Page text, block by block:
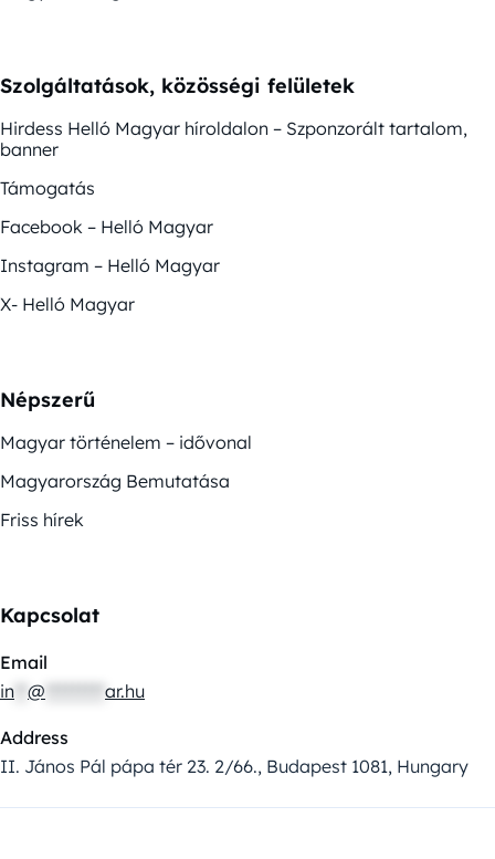
Szolgáltatások, közösségi felületek
Hirdess Helló Magyar híroldalon – Szponzorált tartalom,
banner
Támogatás
Facebook – Helló Magyar
Instagram – Helló Magyar
X- Helló Magyar
Népszerű
Magyar történelem – idővonal
Magyarország Bemutatása
Friss hírek
Kapcsolat
Email
in @ ar.hu
Address
II. János Pál pápa tér 23. 2/66., Budapest 1081, Hungary